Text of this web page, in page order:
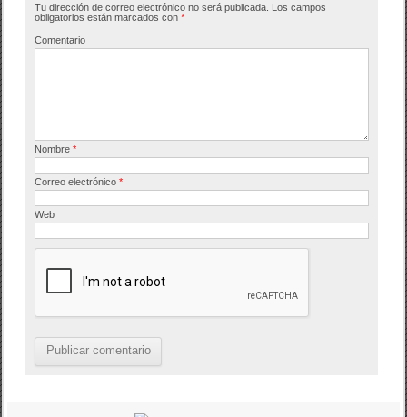
o
o
tir
Tu dirección de correo electrónico no será publicada. Los campos
obligatorios están marcados con*
Comentario
Nombre*
Correo electrónico*
Web